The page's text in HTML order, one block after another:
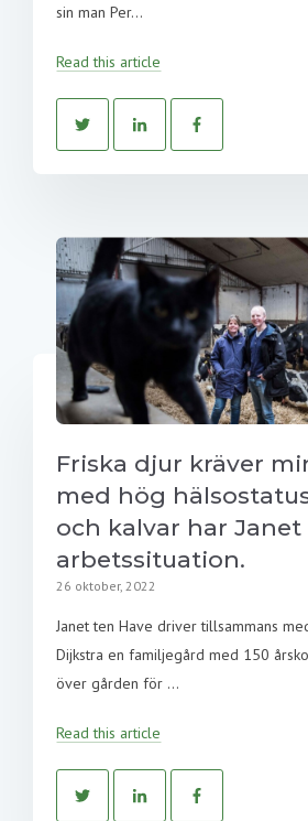
sin man Per...
Read this article
Friska djur kräver
med hög
och kalvar har
arbetssituation.
26 oktober, 2022
Janet ten Have driver tillsammans
Dijkstra en familjegård med 150
över gården för ...
Read this article